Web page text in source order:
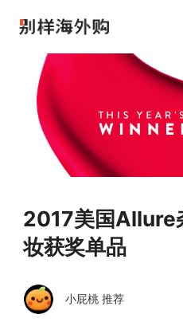
2017美国Allure
妆获奖单品
小屁桃 推荐